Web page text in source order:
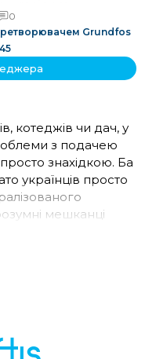
0
Grundfos
котеджів чи дач, у
з подачею
знахідкою. Ба
українців просто
мешканці
знайшли